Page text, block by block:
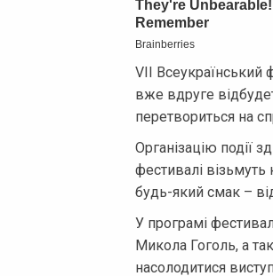
VII Всеукраїнський
вже вдруге
перетвориться на
Організацію події
фестивалі візьмуть
будь-який смак –
У програмі
Микола Гоголь, а
насолодитися